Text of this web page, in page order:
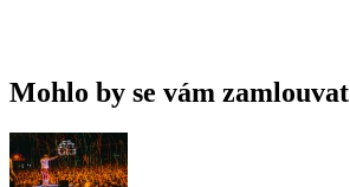
Mohlo by se vám zamlouvat